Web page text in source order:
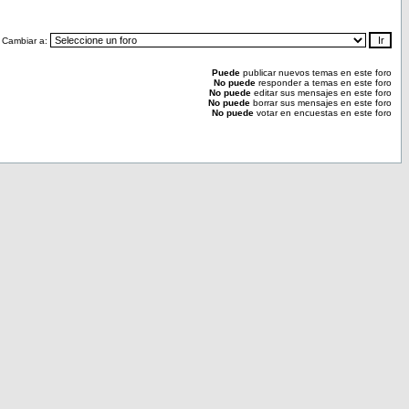
Cambiar a:
Puede publicar nuevos temas en este foro
No puede responder a temas en este foro
No puede editar sus mensajes en este foro
No puede borrar sus mensajes en este foro
No puede votar en encuestas en este foro